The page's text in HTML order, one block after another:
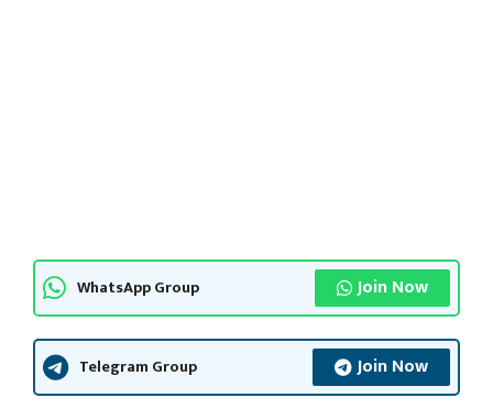
WhatsApp Group Join Now
Telegram Group Join Now